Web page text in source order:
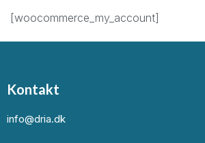
[woocommerce_my_account]
Kontakt
info@dria.dk